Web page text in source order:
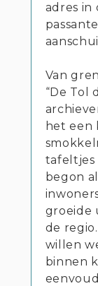
adres in
Van
“De Tol
het een
tafeltjes
begon
groeide
de
willen
binnen